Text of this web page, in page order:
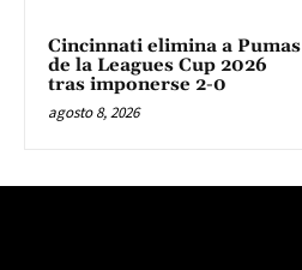
Cincinnati elimina a Pumas
de la Leagues Cup 2026
tras imponerse 2-0
agosto 8, 2026